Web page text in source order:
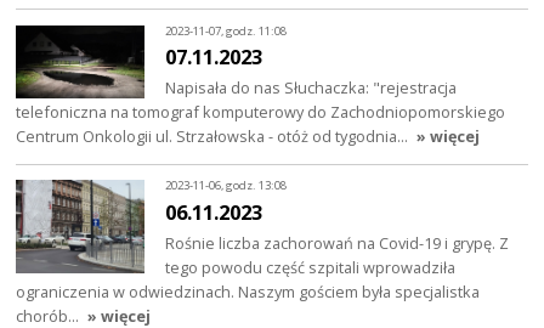
2023-11-07, godz. 11:08
07.11.2023
Napisała do nas Słuchaczka: "rejestracja
telefoniczna na tomograf komputerowy do Zachodniopomorskiego
Centrum Onkologii ul. Strzałowska - otóż od tygodnia… » więcej
2023-11-06, godz. 13:08
06.11.2023
Rośnie liczba zachorowań na Covid-19 i grypę. Z
tego powodu część szpitali wprowadziła
ograniczenia w odwiedzinach. Naszym gościem była specjalistka
chorób… » więcej